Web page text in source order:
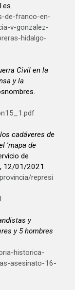
de-franco-en-
v-gonzalez-
hidalgo-
Civil en la
y la
cadáveres de
'mapa de
de
12/01/2021.
represi
y
y 5 hombres
historica-
asesinato-16-